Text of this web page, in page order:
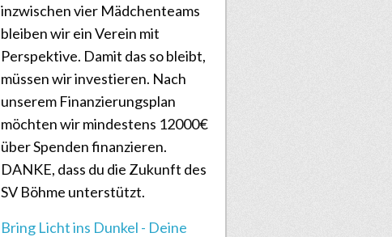
inzwischen vier Mädchenteams
bleiben wir ein Verein mit
Perspektive. Damit das so bleibt,
müssen wir investieren. Nach
unserem Finanzierungsplan
möchten wir mindestens 12000€
über Spenden finanzieren.
DANKE, dass du die Zukunft des
SV Böhme unterstützt.
Bring Licht ins Dunkel - Deine